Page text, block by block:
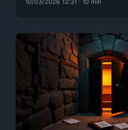
10/03/2026 13:31 · 10 min